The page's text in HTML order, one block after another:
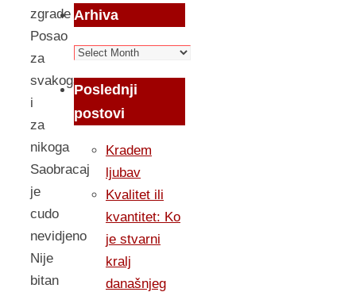
zgrade
Posao
za
svakoga
i
za
nikoga
Saobracaj
je
cudo
nevidjeno
Nije
bitan
Arhiva
Arhiva
Poslednji
postovi
Kradem
ljubav
Kvalitet ili
kvantitet: Ko
je stvarni
kralj
današnjeg